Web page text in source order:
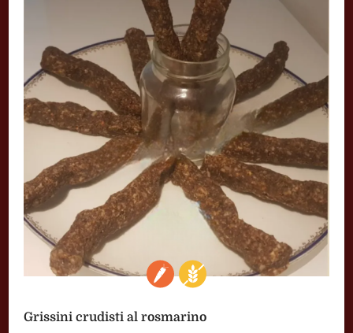
Grissini crudisti al rosmarino